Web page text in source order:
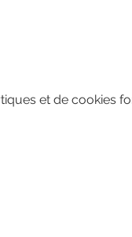
et de cookies